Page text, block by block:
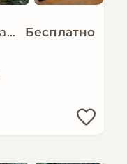
Маленька собачка шукає люблячу і надійну родину! Бесплатно